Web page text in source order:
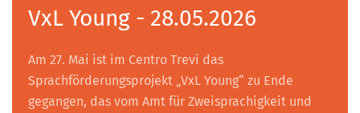
VxL Young - 28.05.2026
Am 27. Mai ist im Centro Trevi das
Sprachförderungsprojekt „VxL Young“ zu Ende
gegangen, das vom Amt für Zweisprachigkeit und